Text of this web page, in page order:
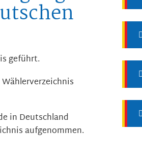
geführt.
in Deutschland
aufgenommen.